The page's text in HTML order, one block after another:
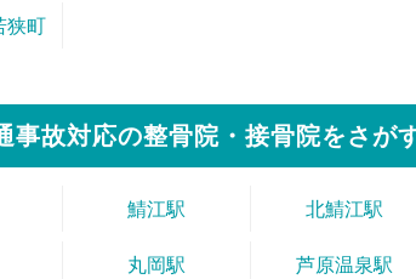
狭町
事故対応の整骨院・接骨院をさが
鯖江駅 北鯖江駅
丸岡駅 芦原温泉駅